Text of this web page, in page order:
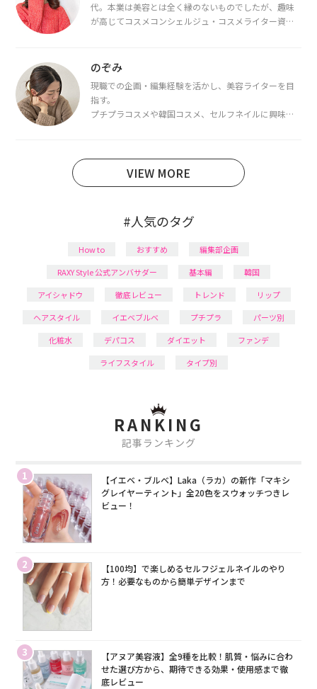
代。本業は美容とは全く縁のないものでしたが、趣味
が高じてコスメコンシェルジュ・コスメライター資格
断・骨格診断によるイメージコンサルティングも行っ
のぞみ
現職での企画・編集経験を活かし、美容ライターを目
指す。
プチプラコスメや韓国コスメ、セルフネイルに興味が
日本化粧品検定1級保有。
VIEW MORE
#人気のタグ
How to おすすめ
編集部企画
RAXY Style 公式アンバサダー
基本編
韓国
アイシャドウ
徹底レビュー トレンド
リップ
ヘアスタイル
イエベブルベ プチプラ
パーツ別
化粧水
デパコス ダイエット
ファンデ
ライフスタイル
タイプ別
RANKING
記事ランキング
1
【イエベ・ブルベ】Laka（ラカ）の新作「マキシ
グレイヤーティント」全20色をスウォッチつきレ
ビュー！
2
【100均】で楽しめるセルフジェルネイルのやり
方！必要なものから簡単デザインまで
3
【アヌア美容液】全9種を比較！肌質・悩みに合わ
せた選び方から、期待できる効果・使用感まで徹
底レビュー